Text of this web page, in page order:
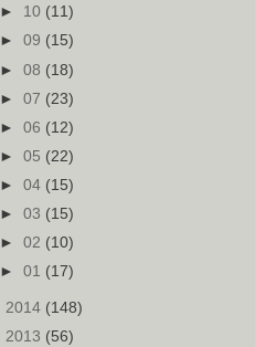
► 10 (11)
►09 (15)
►08 (18)
►07 (23)
►06 (12)
►05 (22)
►04 (15)
►03 (15)
►02 (10)
►01 (17)
2014 (148)
2013 (56)